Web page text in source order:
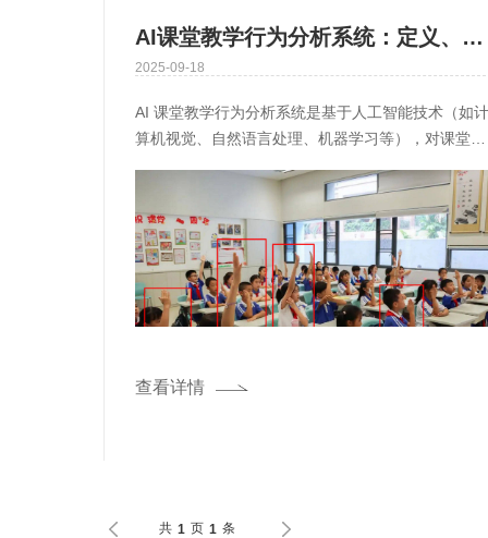
AI课堂教学行为分析系统：定义、功能、技术与应用
2025-09-18
AI 课堂教学行为分析系统是基于人工智能技术（如计
算机视觉、自然语言处理、机器学习等），对课堂场
及教学环境进行实时
查看详情
共 1 页 1 条